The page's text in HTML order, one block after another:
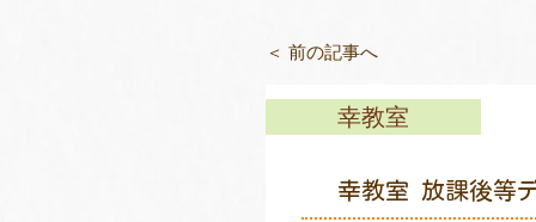
＜ 前の記事へ
幸教室
幸教室 放課後等